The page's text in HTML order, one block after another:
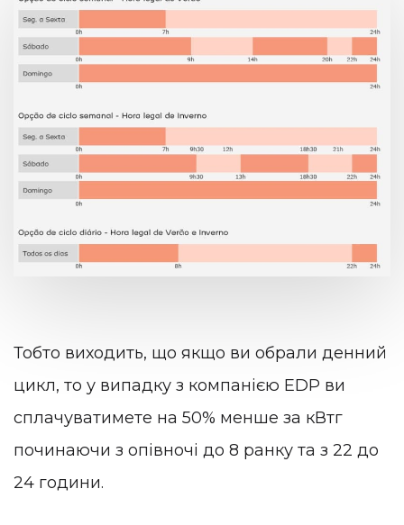
Тобто виходить, що якщо ви обрали денний
цикл, то у випадку з компанією EDP ви
сплачуватимете на 50% менше за кВтг
починаючи з опівночі до 8 ранку та з 22 до
24 години.